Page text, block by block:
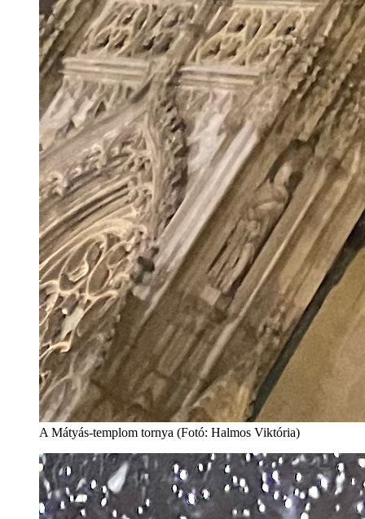
A Mátyás-templom tornya (Fotó: Halmos Viktória)